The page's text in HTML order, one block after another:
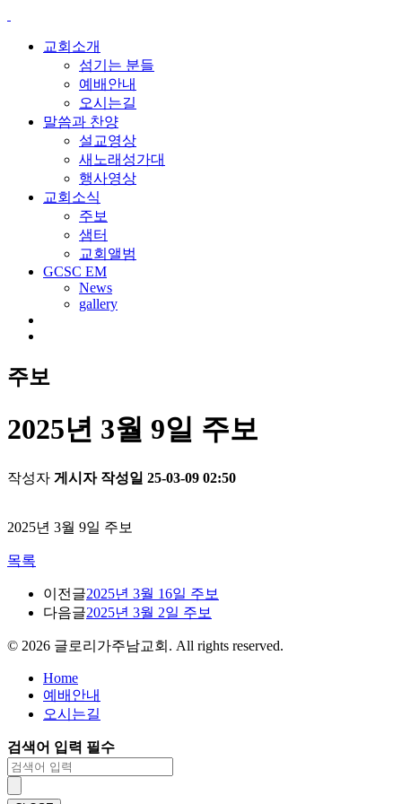
교회소개
섬기는 분들
예배안내
오시는길
말씀과 찬양
설교영상
새노래성가대
행사영상
교회소식
주보
샘터
교회앨범
GCSC EM
News
gallery
주보
2025년 3월 9일 주보
작성자 게시자 작성일 25-03-09 02:50
2025년 3월 9일 주보
목록
이전글2025년 3월 16일 주보
다음글2025년 3월 2일 주보
© 2026 글로리가주남교회. All rights reserved.
Home
예배안내
오시는길
검색어 입력 필수